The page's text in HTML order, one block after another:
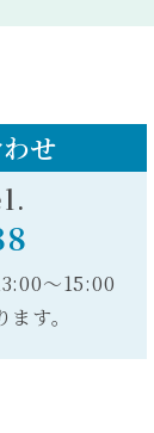
せ
～15:00
す。